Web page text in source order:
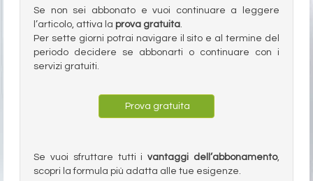
Se non sei abbonato e vuoi continuare a leggere
l’articolo, attiva la prova gratuita.
Per sette giorni potrai navigare il sito e al termine del
periodo decidere se abbonarti o continuare con i
servizi gratuiti.
Prova gratuita
Se vuoi sfruttare tutti ivantaggi dell’abbonamento,
scopri la formula più adatta alle tue esigenze.